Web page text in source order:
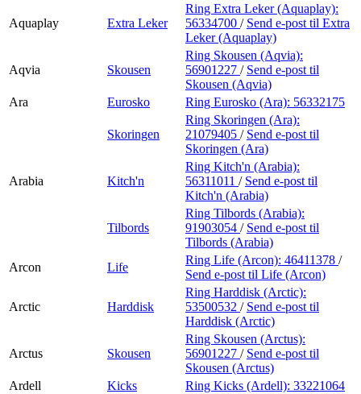
Aquaplay Extra Leker
Ring Extra Leker (Aquaplay):
56334700 / Send e-post til Extra
Leker (Aquaplay)
Aqvia Skousen
Ring Skousen (Aqvia):
56901227 / Send e-post til
Skousen (Aqvia)
Ara
Eurosko Ring Eurosko (Ara): 56332175
Skoringen
Ring Skoringen (Ara):
21079405 / Send e-post til
Skoringen (Ara)
Arabia Kitch'n
Ring Kitch'n (Arabia):
56311011 / Send e-post til
Kitch'n (Arabia)
Tilbords
Ring Tilbords (Arabia):
91903054 / Send e-post til
Tilbords (Arabia)
Arcon
Life
Ring Life (Arcon): 46411378 /
Send e-post til Life (Arcon)
Arctic Harddisk
Ring Harddisk (Arctic):
53500532 / Send e-post til
Harddisk (Arctic)
Arctus Skousen
Ring Skousen (Arctus):
56901227 / Send e-post til
Skousen (Arctus)
Ardell
Kicks Ring Kicks (Ardell): 33221064